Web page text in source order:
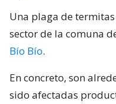
Una plaga de
sector de la comuna
Bío Bío.
En concreto, son
sido afectadas